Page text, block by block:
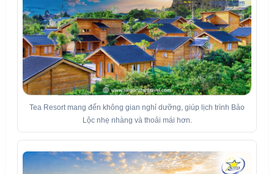
Tea Resort mang đến không gian nghỉ dưỡng, giúp lịch trình Bảo
Lộc nhẹ nhàng và thoải mái hơn.